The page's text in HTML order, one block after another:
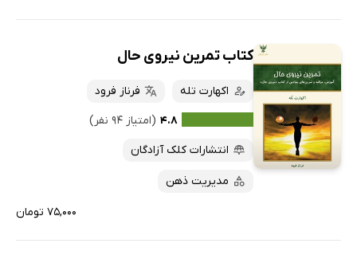
کتاب تمرین نیروی حال
اکهارت تله
فرناز فرود
۴.۸ (امتیاز ۹۴ نفر)
انتشارات کلک آزادگان
مدیریت ذهن
۷۵,۰۰۰ تومان